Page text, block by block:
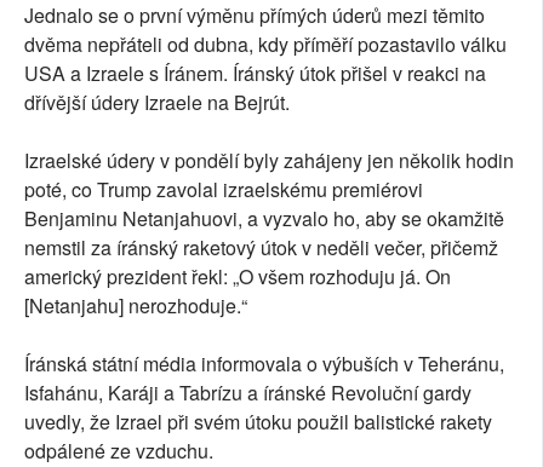
Jednalo se o první výměnu přímých úderů mezi těmito
dvěma nepřáteli od dubna, kdy příměří pozastavilo válku
USA a Izraele s Íránem. Íránský útok přišel v reakci na
dřívější údery Izraele na Bejrút.
Izraelské údery v pondělí byly zahájeny jen několik hodin
poté, co Trump zavolal izraelskému premiérovi
Benjaminu Netanjahuovi, a vyzvalo ho, aby se okamžitě
nemstil za íránský raketový útok v neděli večer, přičemž
americký prezident řekl: „O všem rozhoduju já. On
[Netanjahu] nerozhoduje.“
Íránská státní média informovala o výbuších v Teheránu,
Isfahánu, Karáji a Tabrízu a íránské Revoluční gardy
uvedly, že Izrael při svém útoku použil balistické rakety
odpálené ze vzduchu.